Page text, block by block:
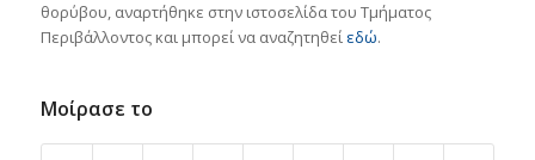
θορύβου, αναρτήθηκε στην ιστοσελίδα του Τμήματος
Περιβάλλοντος και μπορεί να αναζητηθεί εδώ.
Μοίρασε το